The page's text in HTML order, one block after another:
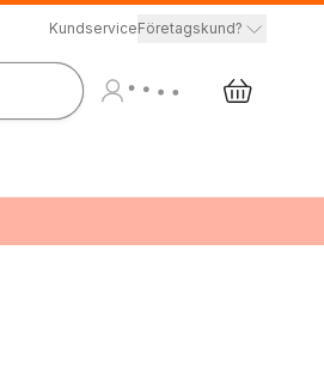
KundserviceFöretagskund?